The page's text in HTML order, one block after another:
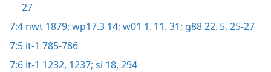
27
7:4 nwt 1879; wp17.3 14; w01 1. 11. 31; g88 22. 5. 25-27
7:5 it-1 785-786
7:6 it-1 1232, 1237; si 18, 294